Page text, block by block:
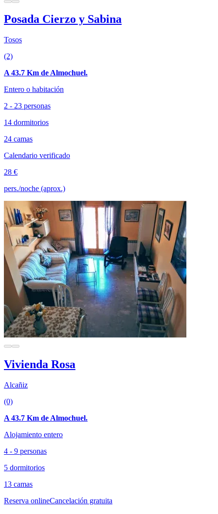
Posada Cierzo y Sabina
Tosos
(2)
A 43.7 Km de Almochuel.
Entero o habitación
2 - 23 personas
14 dormitorios
24 camas
Calendario verificado
28 €
pers./noche (aprox.)
Vivienda Rosa
Alcañiz
(0)
A 43.7 Km de Almochuel.
Alojamiento entero
4 - 9 personas
5 dormitorios
13 camas
Reserva onlineCancelación gratuita